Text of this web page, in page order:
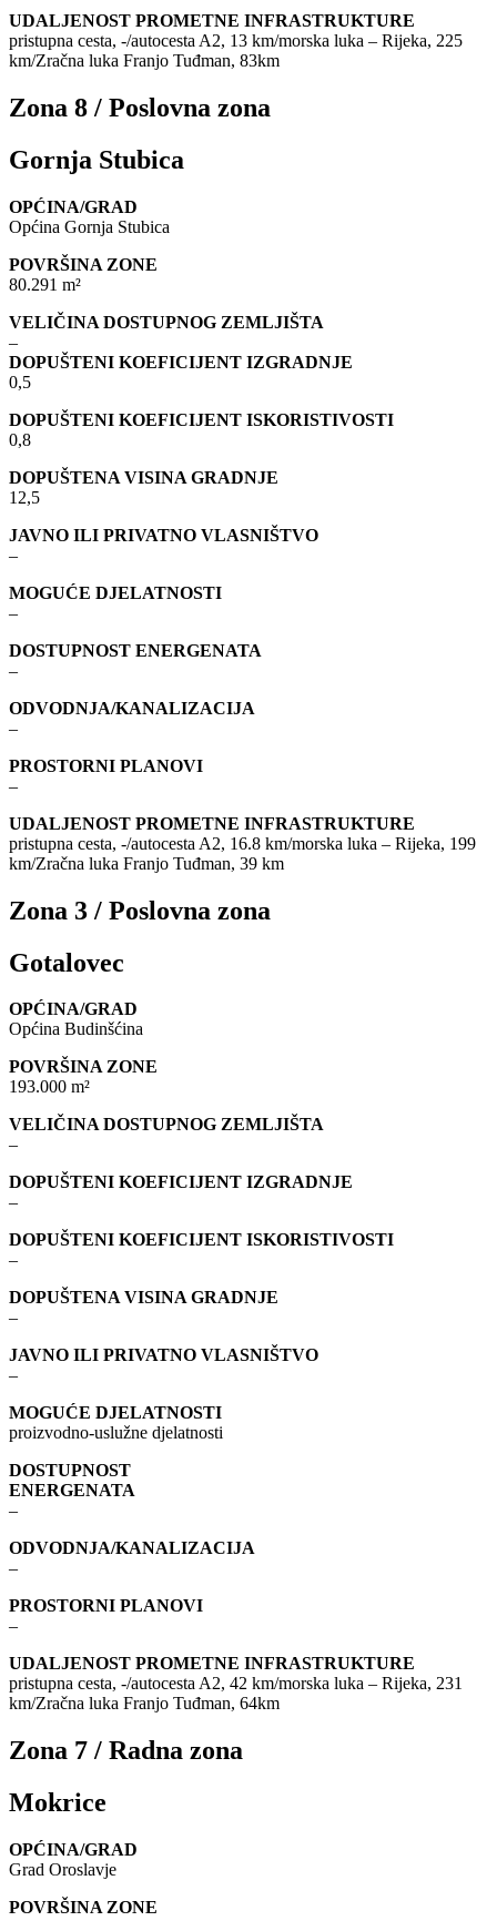
UDALJENOST PROMETNE INFRASTRUKTURE
pristupna cesta, -/autocesta A2, 13 km/morska luka – Rijeka, 225
km/Zračna luka Franjo Tuđman, 83km
Zona 8 / Poslovna zona
Gornja Stubica
OPĆINA/GRAD
Općina Gornja Stubica
POVRŠINA ZONE
80.291 m²
VELIČINA DOSTUPNOG ZEMLJIŠTA
–
DOPUŠTENI KOEFICIJENT IZGRADNJE
0,5
DOPUŠTENI KOEFICIJENT ISKORISTIVOSTI
0,8
DOPUŠTENA VISINA GRADNJE
12,5
JAVNO ILI PRIVATNO VLASNIŠTVO
–
MOGUĆE DJELATNOSTI
–
DOSTUPNOST ENERGENATA
–
ODVODNJA/KANALIZACIJA
–
PROSTORNI PLANOVI
–
UDALJENOST PROMETNE INFRASTRUKTURE
pristupna cesta, -/autocesta A2, 16.8 km/morska luka – Rijeka, 199
km/Zračna luka Franjo Tuđman, 39 km
Zona 3 / Poslovna zona
Gotalovec
OPĆINA/GRAD
Općina Budinšćina
POVRŠINA ZONE
193.000 m²
VELIČINA DOSTUPNOG ZEMLJIŠTA
–
DOPUŠTENI KOEFICIJENT IZGRADNJE
–
DOPUŠTENI KOEFICIJENT ISKORISTIVOSTI
–
DOPUŠTENA VISINA GRADNJE
–
JAVNO ILI PRIVATNO VLASNIŠTVO
–
MOGUĆE DJELATNOSTI
proizvodno-uslužne djelatnosti
DOSTUPNOST
ENERGENATA
–
ODVODNJA/KANALIZACIJA
–
PROSTORNI PLANOVI
–
UDALJENOST PROMETNE INFRASTRUKTURE
pristupna cesta, -/autocesta A2, 42 km/morska luka – Rijeka, 231
km/Zračna luka Franjo Tuđman, 64km
Zona 7 / Radna zona
Mokrice
OPĆINA/GRAD
Grad Oroslavje
POVRŠINA ZONE